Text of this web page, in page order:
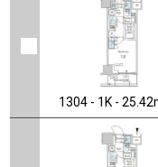
1304 - 1K -